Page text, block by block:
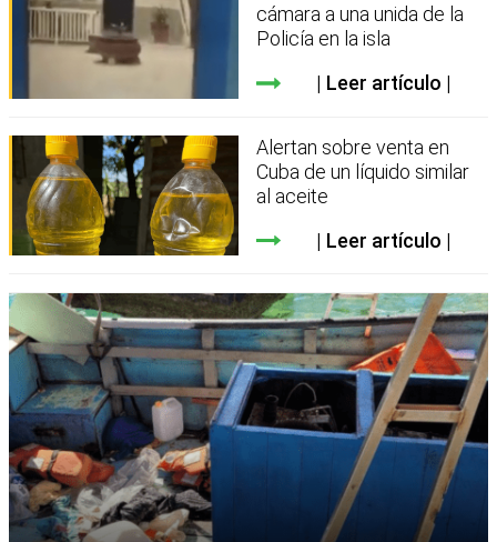
cámara a una unida de la
Policía en la isla
Leer artículo
Alertan sobre venta en
Cuba de un líquido similar
al aceite
Leer artículo